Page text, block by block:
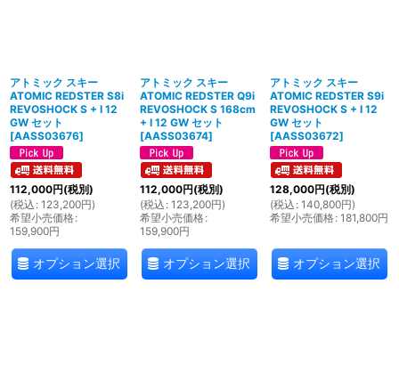
アトミック スキー
ATOMIC REDSTER S8i
REVOSHOCK S + I 12
GW セット
[AASS03676]
112,000円(税別)
(税込 : 123,200円)
希望小売価格:
159,900円
オプション選択
アトミック スキー
ATOMIC REDSTER Q9i
REVOSHOCK S 168cm
+ I 12 GW セット
[AASS03674]
112,000円(税別)
(税込 : 123,200円)
希望小売価格:
159,900円
オプション選択
アトミック スキー
ATOMIC REDSTER S9i
REVOSHOCK S + I 12
GW セット
[AASS03672]
128,000円(税別)
(税込 : 140,800円)
希望小売価格: 181,800円
オプション選択